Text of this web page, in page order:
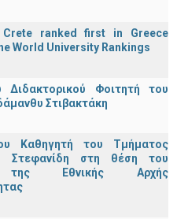
ranked first in Greece
World University Rankings
Διδακτορικού Φοιτητή του
Στιβακτάκη
Καθηγητή του Τμήματος
Στεφανίδη στη θέση του
της Εθνικής Αρχής